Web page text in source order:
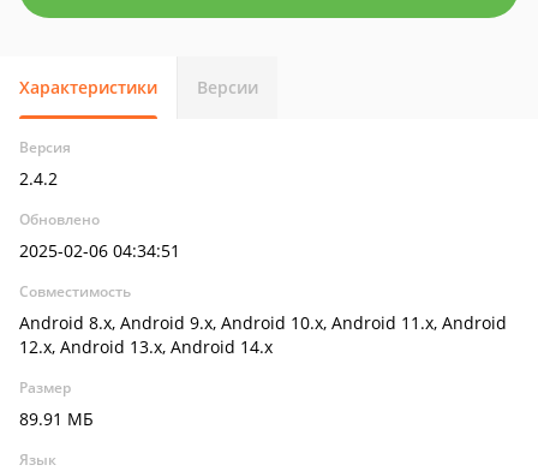
Характеристики Версии
Версия
2.4.2
Обновлено
2025-02-06 04:34:51
Совместимость
Android 8.x, Android 9.x, Android 10.x, Android 11.x, Android
12.x, Android 13.x, Android 14.x
Размер
89.91 МБ
Язык